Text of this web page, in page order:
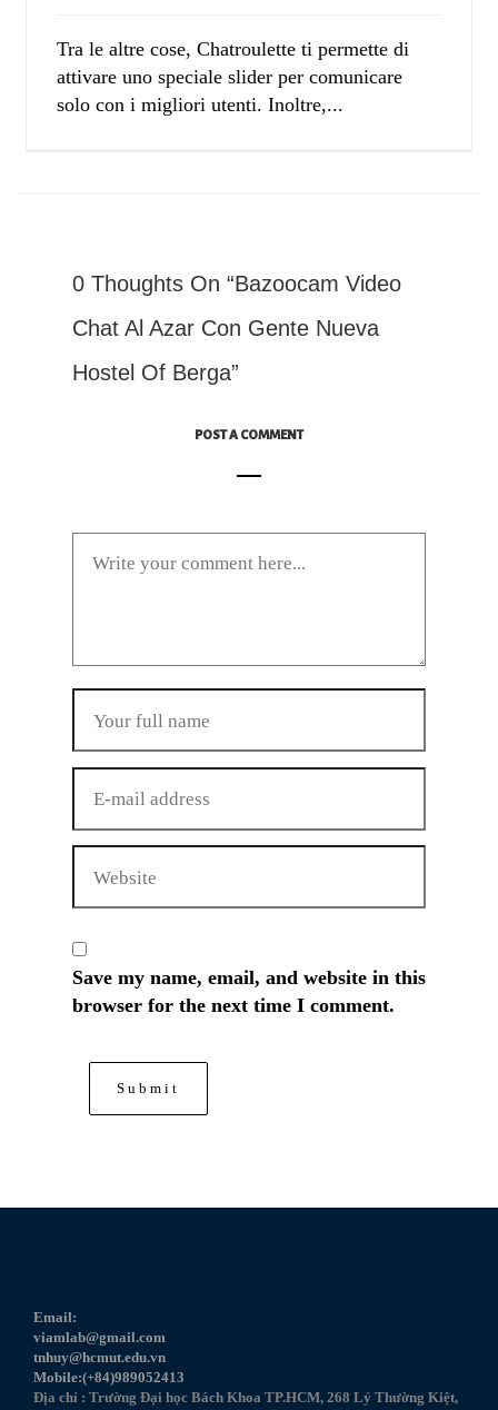
Tra le altre cose, Chatroulette ti permette di
attivare uno speciale slider per comunicare
solo con i migliori utenti. Inoltre,...
0 Thoughts On “Bazoocam Video
Chat Al Azar Con Gente Nueva
Hostel Of Berga”
POST A COMMENT
Save my name, email, and website in this
browser for the next time I comment.
Email:
viamlab@gmail.com
tnhuy@hcmut.edu.vn
Mobile:(+84)989052413
Địa chỉ : Trường Đại học Bách Khoa TP.HCM, 268 Lý Thường Kiệt,